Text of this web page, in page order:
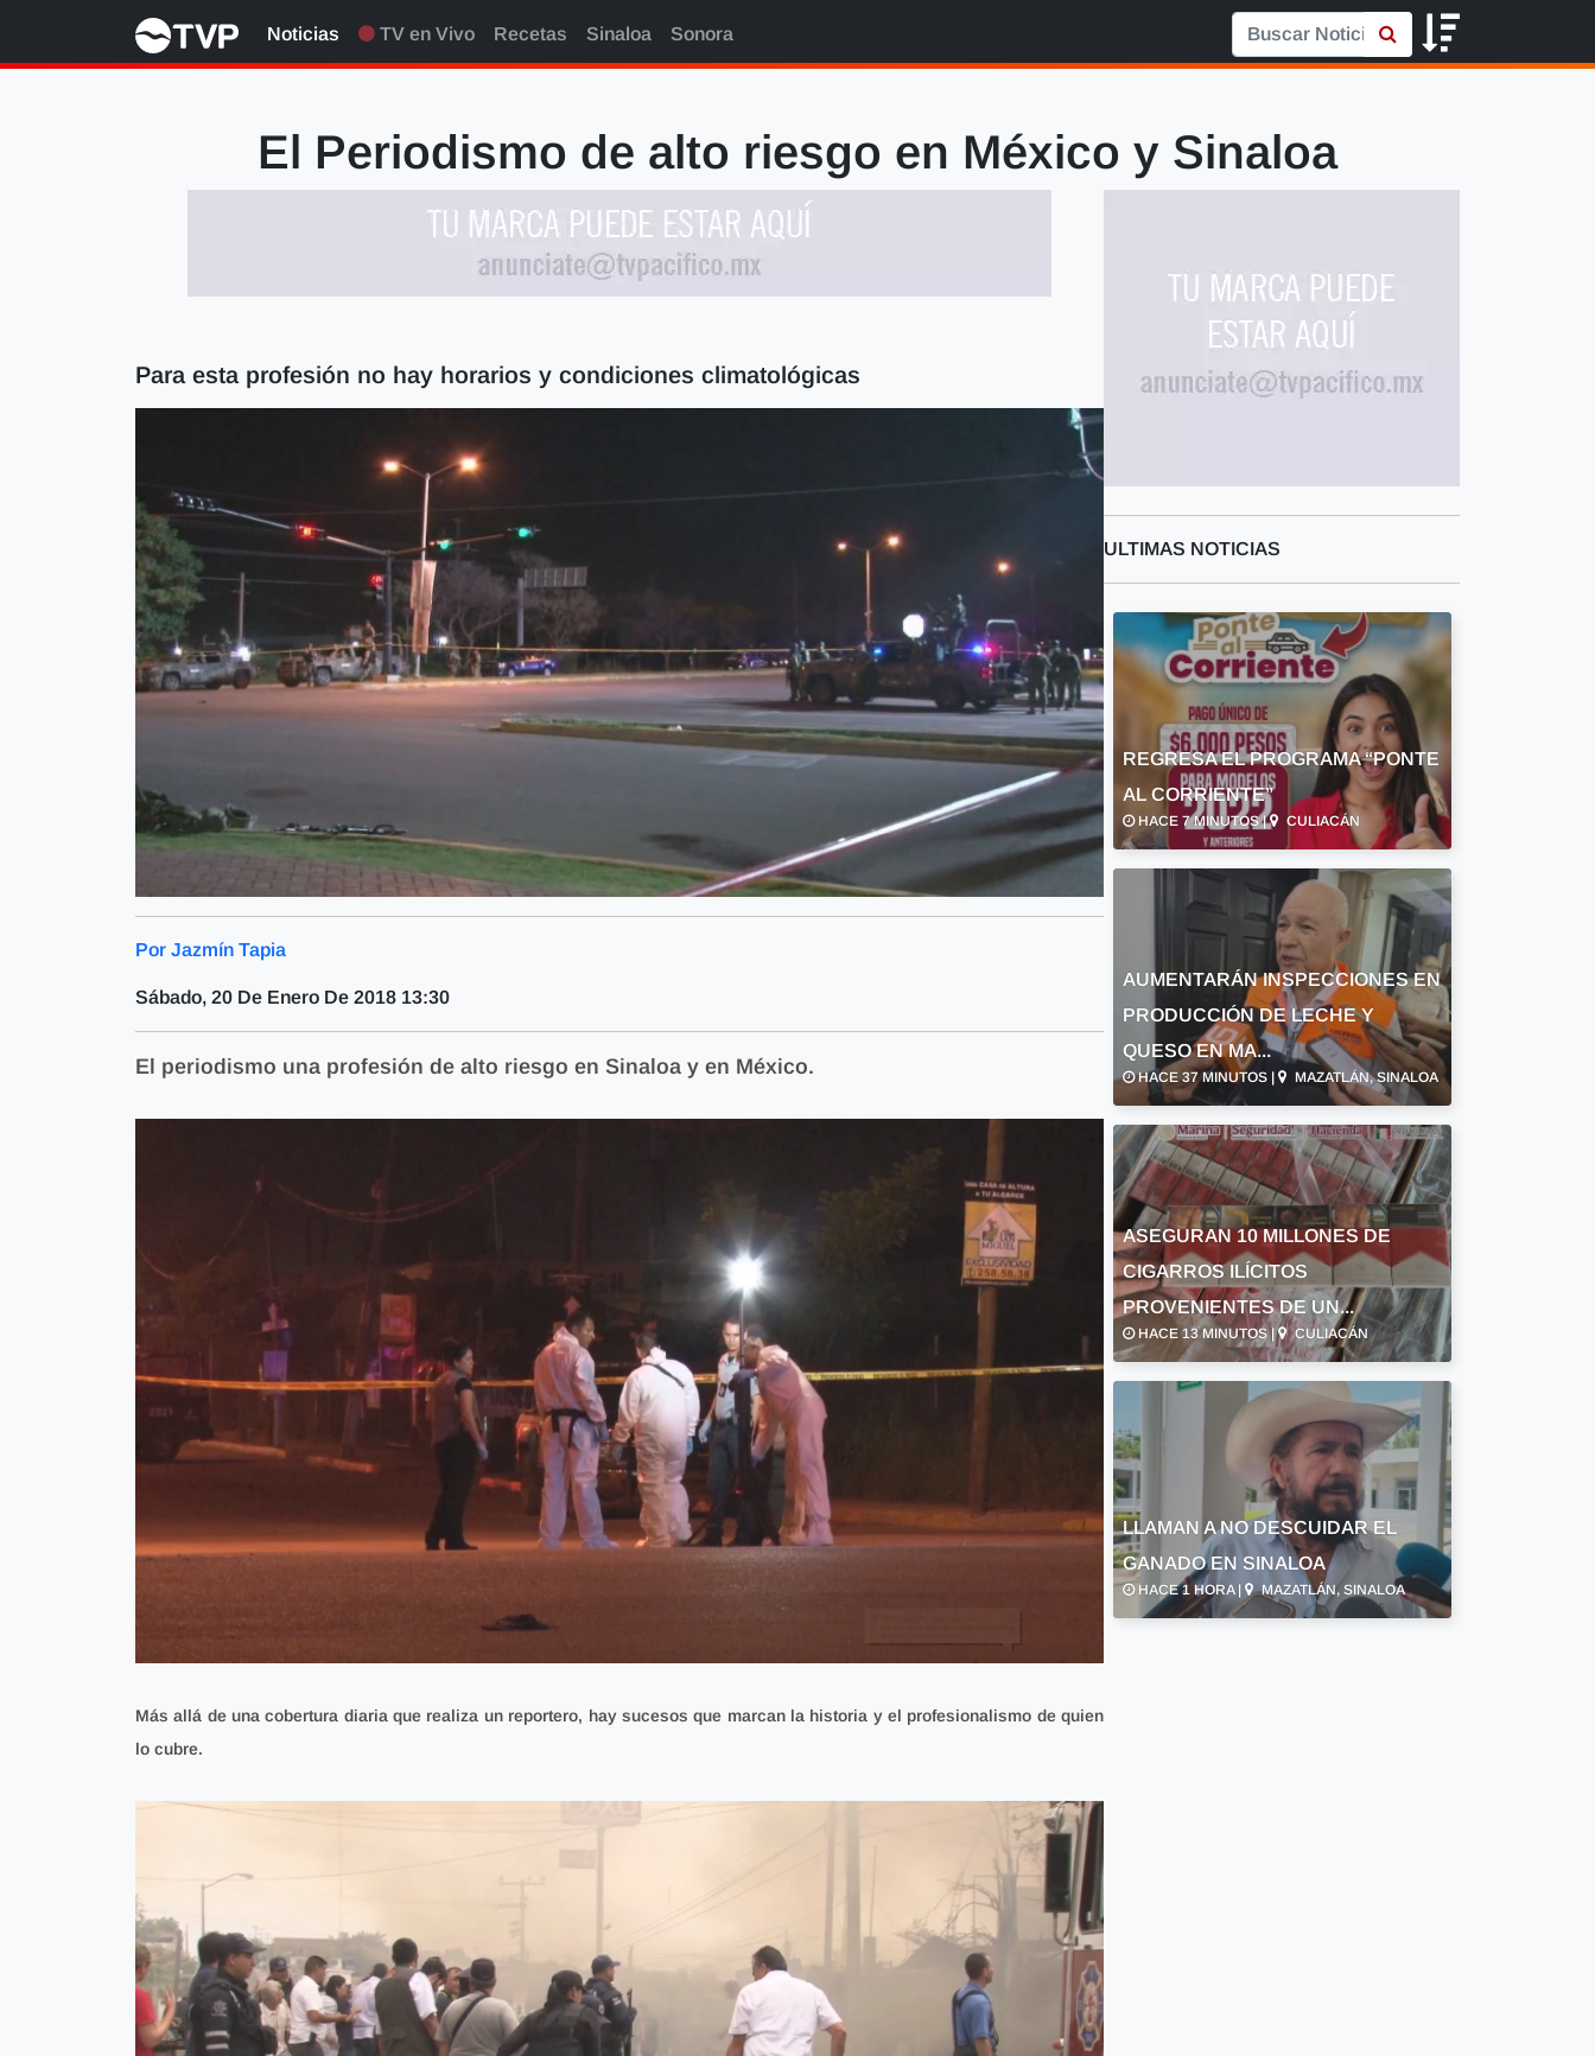
Noticias TV en Vivo Recetas Sinaloa Sonora
El Periodismo de alto riesgo en México y Sinaloa
Para esta profesión no hay horarios y condiciones climatológicas
Por Jazmín Tapia
Sábado, 20 De Enero De 2018 13:30
El periodismo una profesión de alto riesgo en Sinaloa y en México.
Más allá de una cobertura diaria que realiza un reportero, hay sucesos que marcan la historia y el profesionalismo de quien
lo cubre.
ULTIMAS NOTICIAS
REGRESA EL PROGRAMA “PONTE
AL CORRIENTE”
HACE 7 MINUTOS | CULIACÁN
AUMENTARÁN INSPECCIONES EN
PRODUCCIÓN DE LECHE Y
QUESO EN MA...
HACE 37 MINUTOS | MAZATLÁN, SINALOA
ASEGURAN 10 MILLONES DE
CIGARROS ILÍCITOS
PROVENIENTES DE UN...
HACE 13 MINUTOS | CULIACÁN
LLAMAN A NO DESCUIDAR EL
GANADO EN SINALOA
HACE 1 HORA | MAZATLÁN, SINALOA